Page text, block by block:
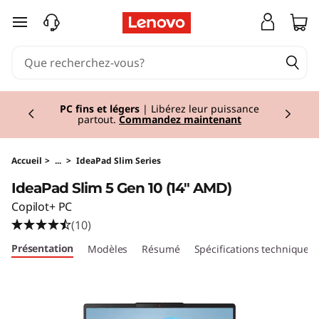
P
a
d
S
passer au contenu principal
PC fins et légers | Libérez leur puissance
partout. Commandez maintenant
Accueil > ... > IdeaPad Slim Series
IdeaPad Slim 5 Gen 10 (14" AMD)
Copilot+ PC
(10)
Présentation Modèles Résumé Spécifications techniques